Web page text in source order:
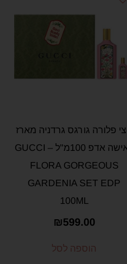
פלורה גורגס גרדניה מארז
לאישה אדפ 100מ"ל – GUCCI
FLORA GORGEOUS
GARDENIA SET EDP
100ML
₪599.00
הוספה לסל